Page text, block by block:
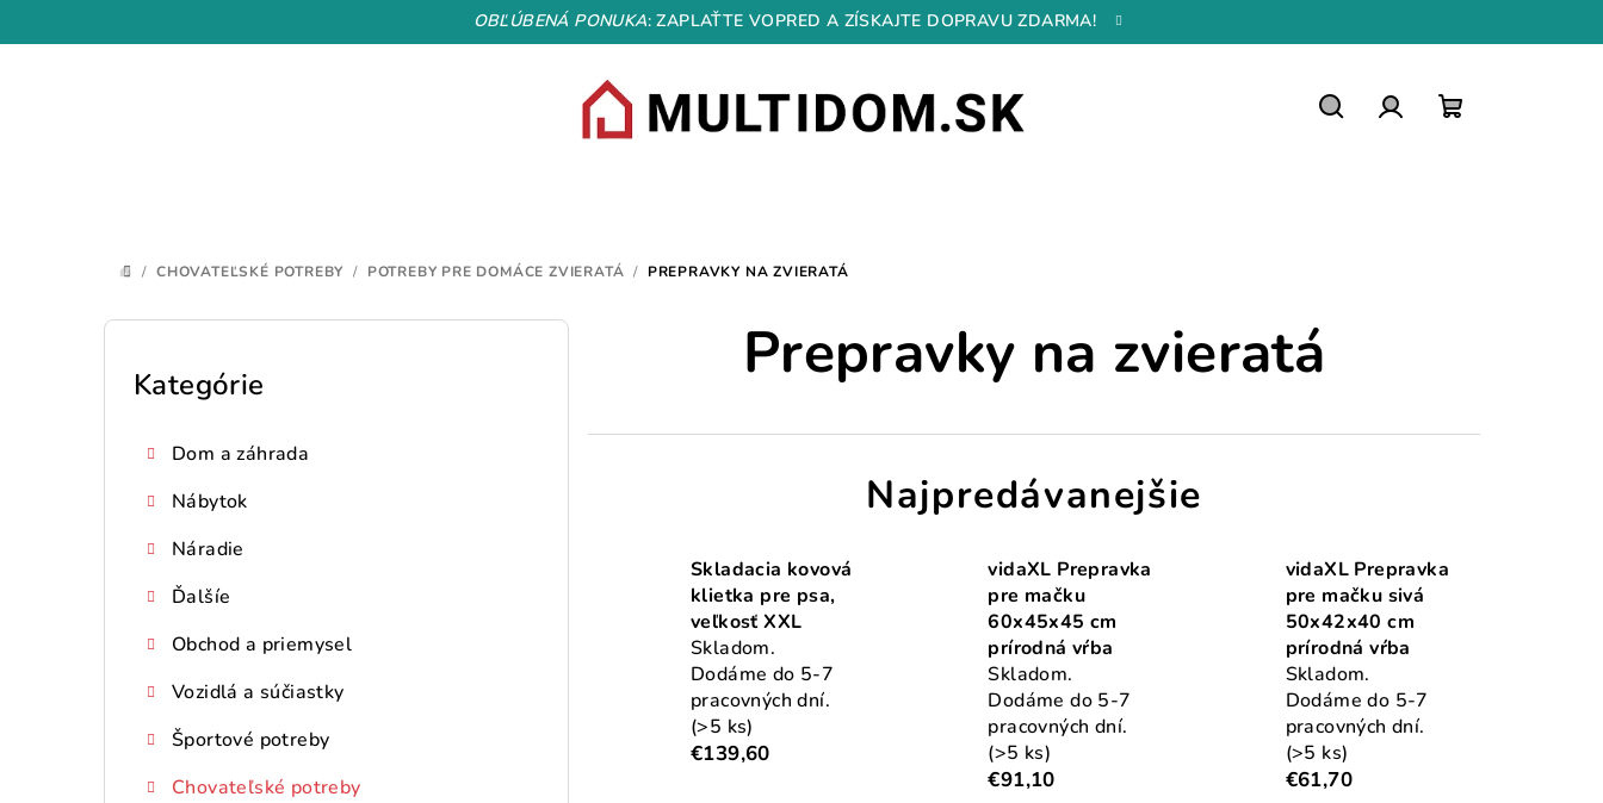
na
OBĽÚBENÁ PONUKA: ZAPLAŤTE VOPRED A ZÍSKAJTE DOPRAVU ZDARMA!
DOMOV
/ CHOVATEĽSKÉ POTREBY / POTREBY PRE DOMÁCE ZVIERATÁ / PREPRAVKY NA ZVIERATÁ
B
Preskočiť
Kategórie
Dom a záhrada
Nábytok
Náradie
Ďalšíe
Obchod a priemysel
Vozidlá a súčiastky
Športové potreby
Chovateľské potreby
Prepravky na zvieratá
Najpredávanejšie
Skladacia kovová
klietka pre psa,
veľkosť XXL
Skladom.
Dodáme do 5-7
pracovných dní.
(>5 ks)
€139,60
vidaXL Prepravka
pre mačku
60x45x45 cm
prírodná vŕba
Skladom.
Dodáme do 5-7
pracovných dní.
(>5 ks)
€91,10
vidaXL Prepravka
pre mačku sivá
50x42x40 cm
prírodná vŕba
Skladom.
Dodáme do 5-7
pracovných dní.
(>5 ks)
€61,70